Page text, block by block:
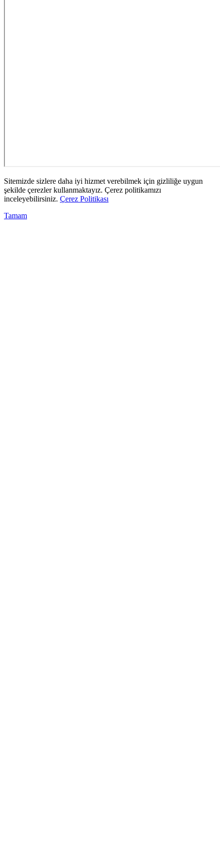
Sitemizde sizlere daha iyi hizmet verebilmek için gizliliğe uygun
şekilde çerezler kullanmaktayız. Çerez politikamızı
inceleyebilirsiniz. Çerez Politikası
Tamam